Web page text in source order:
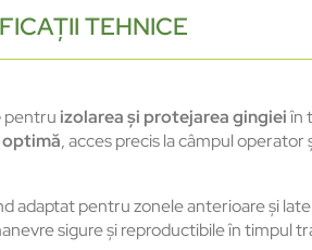
TEHNICE
pentruizolarea și protejarea gingieiîn
, acces precis la câmpul
adaptat pentru zonele anterioare și
sigure și reproductibile în timpul